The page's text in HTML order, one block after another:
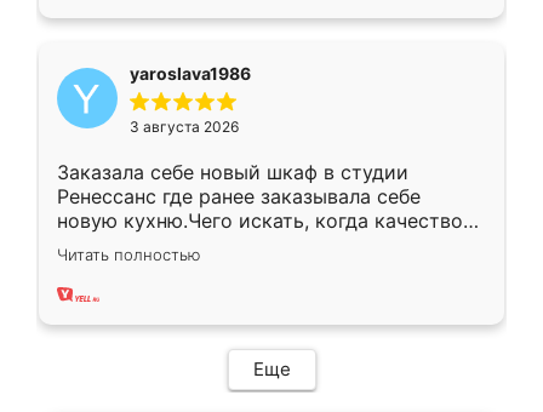
yaroslava1986
3 августа 2026
Заказала себе новый шкаф в студии
Ренессанс где ранее заказывала себе
новую кухню.Чего искать, когда качеством
вполне довольна. Служит кухня уже почти
два года, нареканий нет.
Читать полностью
Еще